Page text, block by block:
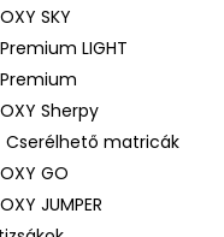
OXY SKY
Premium LIGHT
Premium
OXY Sherpy
Cserélhető matricák
OXY GO
OXY JUMPER